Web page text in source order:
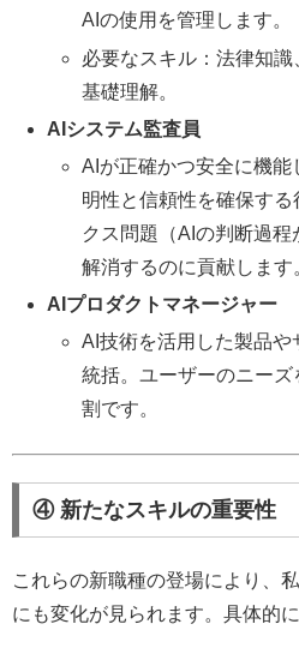
AIの使用を管理します。
必要なスキル：法律知
基礎理解。
AIシステム監査員
AIが正確かつ安全に機
明性と信頼性を確保す
クス問題（AIの判断過
解消するのに貢献します
AIプロダクトマネージャー
AI技術を活用した製品
統括。ユーザーのニー
割です。
④ 新たなスキルの重要性
これらの新職種の登場により、
にも変化が見られます。具体的に